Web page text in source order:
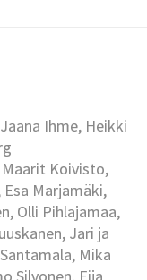
Ihme, Heikki
Koivisto,
Marjamäki,
Olli Pihlajamaa,
Jari ja
Mika